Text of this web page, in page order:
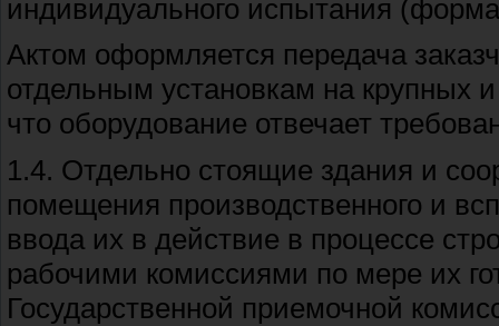
индивидуального испытания
Актом оформляется передача
отдельным установкам на крупных
что оборудование отвечает
1.4. Отдельно стоящие здания и
помещения производственного и
ввода их в действие в процессе
рабочими комиссиями по мере их
Государственной приемочной